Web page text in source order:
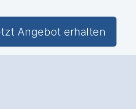
Angebot erhalten